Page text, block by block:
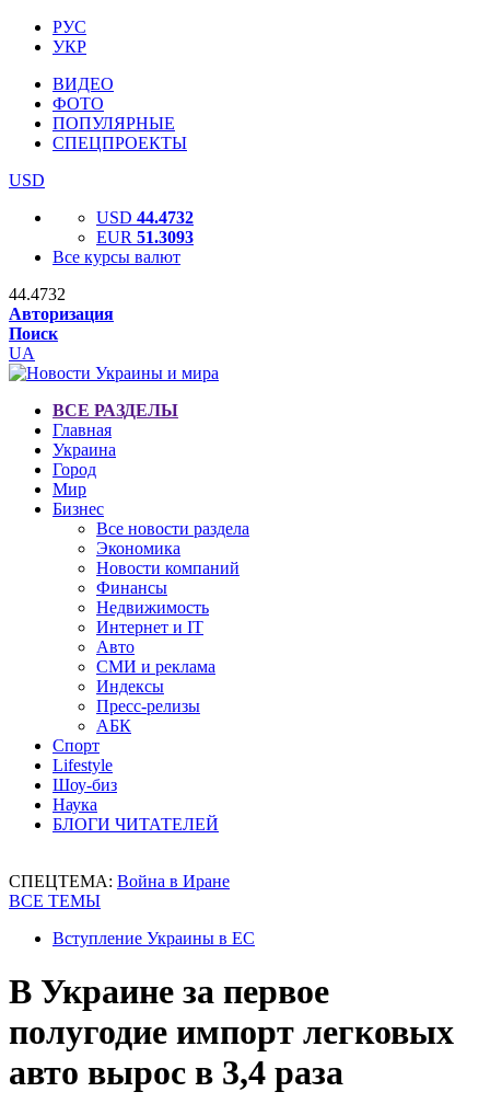
РУС
УКР
ВИДЕО
ФОТО
ПОПУЛЯРНЫЕ
СПЕЦПРОЕКТЫ
USD
USD 44.4732
EUR 51.3093
Все курсы валют
44.4732
Авторизация
Поиск
UA
ВСЕ РАЗДЕЛЫ
Главная
Украина
Город
Мир
Бизнес
Все новости раздела
Экономика
Новости компаний
Финансы
Недвижимость
Интернет и IT
Авто
СМИ и реклама
Индексы
Пресс-релизы
АБК
Спорт
Lifestyle
Шоу-биз
Наука
БЛОГИ ЧИТАТЕЛЕЙ
СПЕЦТЕМА: Война в Иране
ВСЕ ТЕМЫ
Вступление Украины в ЕС
В Украине за первое
полугодие импорт легковых
авто вырос в 3,4 раза